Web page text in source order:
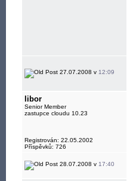
27.07.2008 v 12:09
libor
Senior Member
zastupce cloudu 10.23
Registrován: 22.05.2002
Příspěvků: 726
28.07.2008 v 17:40